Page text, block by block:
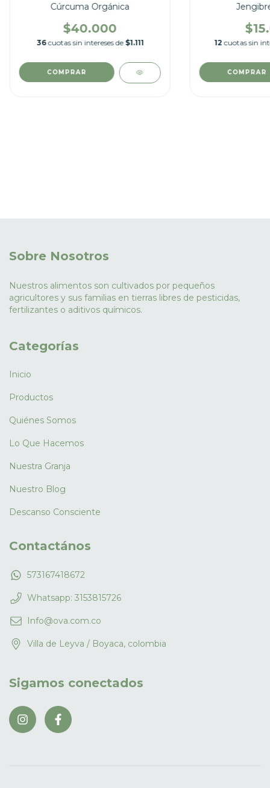
Cúrcuma Orgánica
$40.000
36 cuotas sin intereses de $1.111
COMPRAR
12 cuotas sin
COMPRAR
Sobre Nosotros
Nuestros alimentos son cultivados por pequeños
agricultores y sus familias en tierras libres de pesticidas,
fertilizantes o aditivos químicos.
Categorías
Inicio
Productos
Quiénes Somos
Lo Que Hacemos
Nuestra Granja
Nuestro Blog
Descanso Consciente
Contactános
573167418672
Whatsapp: 3153815726
Info@ova.com.co
Villa de Leyva / Boyaca, colombia
Sigamos conectados